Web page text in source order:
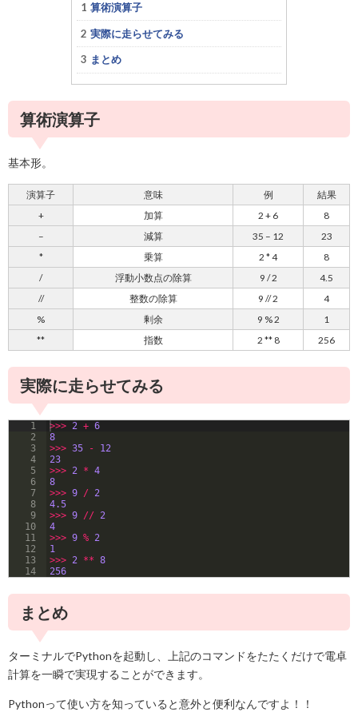
算術演算子
実際に走らせてみる
まとめ
算術演算子
基本形。
演算子 意味 例
結果
+
加算 2 + 6
8
–
減算 35 – 12
23
*
乗算 2 * 4
8
/
浮動小数点の除算 9 / 2
4.5
//
整数の除算 9 // 2
4
%
剰余 9 % 2
1
**
指数 2 ** 8 256
実際に走らせてみる
1
2
3
4
5
6
7
8
9
10
11
12
13
14
>>> 2 + 6
8
>>> 35 -
12
23
>>> 2 * 4
8
>>> 9 / 2
4.5
>>> 9 // 2
4
>>> 9 % 2
1
>>> 2 ** 8
256
まとめ
ターミナルでPythonを起動し、上記のコマンドをたたくだけで電卓
計算を一瞬で実現することができます。
Pythonって使い方を知っていると意外と便利なんですよ！！